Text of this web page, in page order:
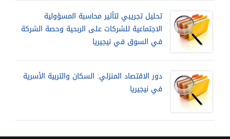
تحليل تجريبي لتأثير محاسبة المسؤولية
الاجتماعية للشركات على الربحية وحصة الشركة
في السوق في نيجيريا
دور الاقتصاد المنزلي: السكان والتربية الأسرية
في نيجيريا